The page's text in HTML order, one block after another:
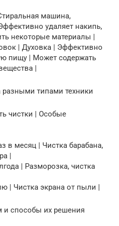
машина,
удаляет накипь,
некоторые материалы |
| Духовка | Эффективно
пищу | Может содержать
|
разными типами техники
чистки | Особые
в месяц | Чистка барабана,
|
| Разморозка, чистка
| Чистка экрана от пыли |
и способы их решения